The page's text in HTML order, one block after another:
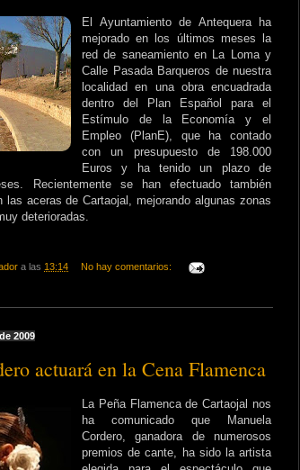
El Ayuntamiento de Antequera ha
mejorado en los últimos meses la
red de saneamiento en La Loma y
Calle Pasada Barqueros de nuestra
localidad en una obra encuadrada
dentro del Plan Español para el
Estímulo de la Economía y el
Empleo (PlanE), que ha contado
con un presupuesto de 198.000
Euros y ha tenido un plazo de
Recientemente se han efectuado también
las aceras de Cartaojal, mejorando algunas zonas
deterioradas.
a las 13:14 No hay comentarios:
2009
actuará en la Cena Flamenca
La Peña Flamenca de Cartaojal nos
ha comunicado que Manuela
Cordero, ganadora de numerosos
premios de cante, ha sido la artista